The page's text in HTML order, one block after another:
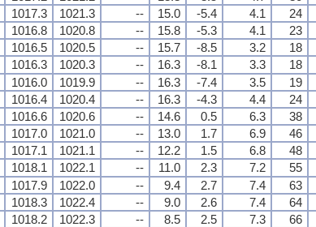
1017.3 1021.3 -- 15.0 -5.4 4.1 24
1016.8 1020.8 -- 15.8 -5.3 4.1 23
1016.5 1020.5 -- 15.7 -8.5 3.2 18
1016.3 1020.3 -- 16.3 -8.1 3.3 18
1016.0 1019.9 -- 16.3 -7.4 3.5 19
1016.4 1020.4 -- 16.3 -4.3 4.4 24
1016.6 1020.6 -- 14.6 0.5 6.3 38
1017.0 1021.0 -- 13.0 1.7 6.9 46
1017.1 1021.1 -- 12.2 1.5 6.8 48
1018.1 1022.1 -- 11.0 2.3 7.2 55
1017.9 1022.0 -- 9.4 2.7 7.4 63
1018.3 1022.4 -- 9.0 2.6 7.4 64
1018.2 1022.3 -- 8.5 2.5 7.3 66